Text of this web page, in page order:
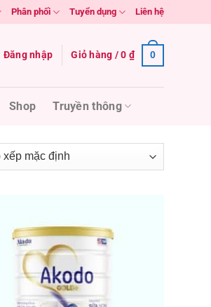
Phân phối Tuyển dụng Liên hệ
Đăng nhập Giỏ hàng /0₫ 0
Shop Truyền thông